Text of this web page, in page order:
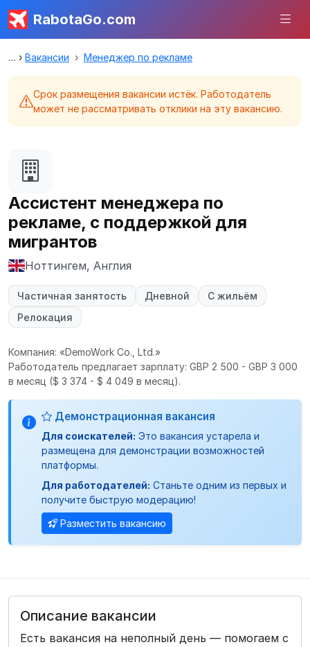
RabotaGo.com
Вакансии Менеджер по рекламе
Срок размещения вакансии истёк. Работодатель
может не рассматривать отклики на эту вакансию.
Ассистент менеджера по
рекламе, с поддержкой для
мигрантов
Ноттингем, Англия
Частичная занятость Дневной
С жильём
Релокация
Компания: «DemoWork Co., Ltd.»
Работодатель предлагает зарплату: GBP 2 500 - GBP 3 000
в месяц ($ 3 374 - $ 4 049 в месяц).
Демонстрационная вакансия
Для соискателей: Это вакансия устарела и
размещена для демонстрации возможностей
платформы.
Для работодателей: Станьте одним из первых и
получите быструю модерацию!
Разместить вакансию
Описание вакансии
Есть вакансия на неполный день — помогаем с